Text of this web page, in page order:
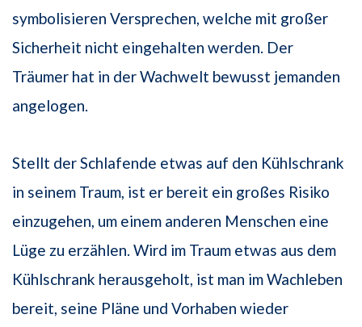
symbolisieren Versprechen, welche mit großer
Sicherheit nicht eingehalten werden. Der
Träumer hat in der Wachwelt bewusst jemanden
angelogen.
Stellt der Schlafende etwas auf den Kühlschrank
in seinem Traum, ist er bereit ein großes Risiko
einzugehen, um einem anderen Menschen eine
Lüge zu erzählen. Wird im Traum etwas aus dem
Kühlschrank herausgeholt, ist man im Wachleben
bereit, seine Pläne und Vorhaben wieder